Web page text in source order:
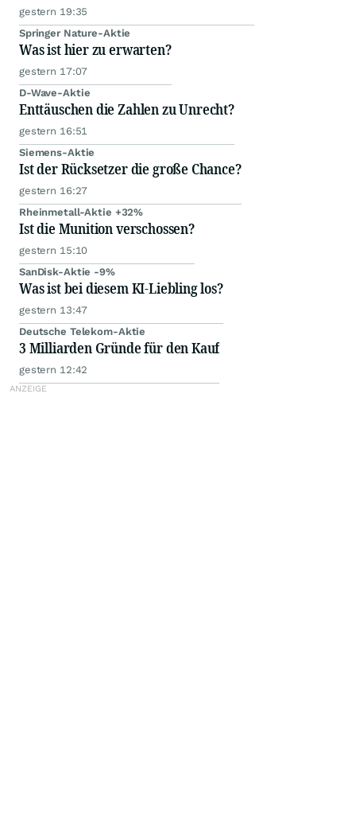
gestern 19:35
Springer Nature-Aktie
Was ist hier zu erwarten?
gestern 17:07
D-Wave-Aktie
Enttäuschen die Zahlen zu Unrecht?
gestern 16:51
Siemens-Aktie
Ist der Rücksetzer die große Chance?
gestern 16:27
Rheinmetall-Aktie +32%
Ist die Munition verschossen?
gestern 15:10
SanDisk-Aktie -9%
Was ist bei diesem KI-Liebling los?
gestern 13:47
Deutsche Telekom-Aktie
3 Milliarden Gründe für den Kauf
gestern 12:42